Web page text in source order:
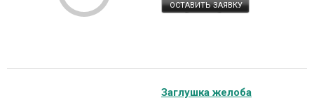
ОСТАВИТЬ ЗАЯВКУ
Заглушка желоба